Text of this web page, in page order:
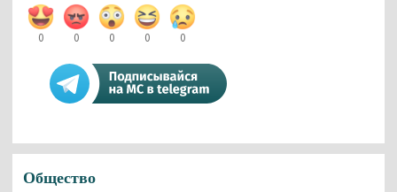
0 0 0 0 0
Общество